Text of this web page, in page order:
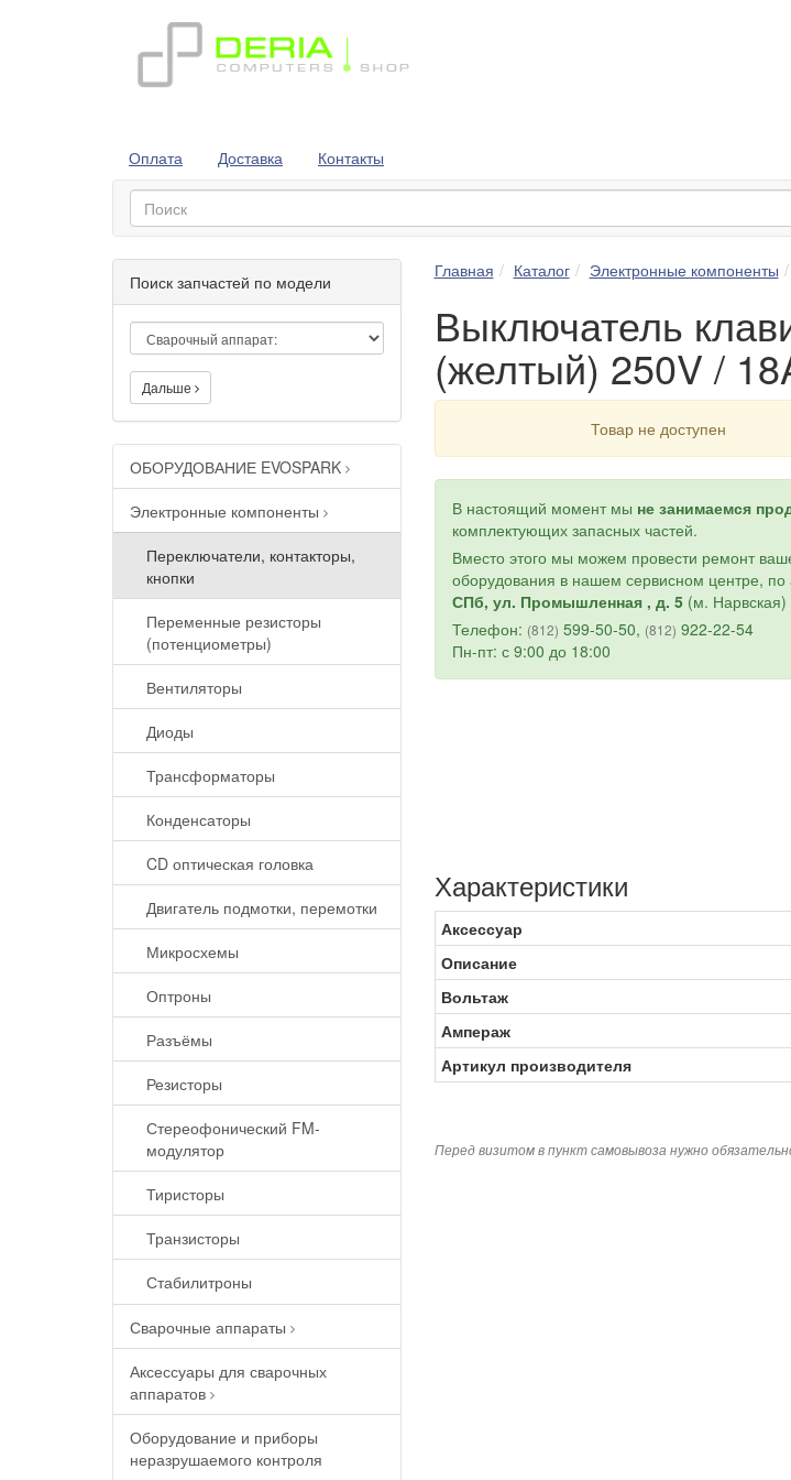
Оплата Доставка Контакты
Поиск запчастей по модели
Дальше
ОБОРУДОВАНИЕ EVOSPARK
Электронные компоненты
Переключатели, контакторы,
кнопки
Переменные резисторы
(потенциометры)
Вентиляторы
Диоды
Трансформаторы
Конденсаторы
CD оптическая головка
Двигатель подмотки, перемотки
Микросхемы
Оптроны
Разъёмы
Резисторы
Стереофонический FM-
модулятор
Тиристоры
Транзисторы
Стабилитроны
Сварочные аппараты
Аксессуары для сварочных
аппаратов
Оборудование и приборы
неразрушаемого контроля
Главная Каталог Электронные компоненты
Выключатель
(желтый) 250V /
Товар не доступен
В настоящий момент мы не занимаемся
комплектующих запасных частей.
Вместо этого мы можем провести ремонт
оборудования в нашем сервисном центре, по
СПб, ул. Промышленная , д. 5(м. Нарвская)
Телефон: (812) 599-50-50, (812) 922-22-54
Пн-пт: с 9:00 до 18:00
Характеристики
Аксессуар
Описание
Вольтаж
Ампераж
Артикул производителя
Перед визитом в пункт самовывоза нужно